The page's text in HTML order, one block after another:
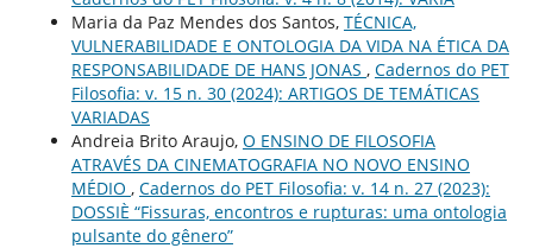
Maria da Paz Mendes dos Santos, TÉCNICA,
VULNERABILIDADE E ONTOLOGIA DA VIDA NA ÉTICA DA
RESPONSABILIDADE DE HANS JONAS , Cadernos do PET
Filosofia: v. 15 n. 30 (2024): ARTIGOS DE TEMÁTICAS
VARIADAS
Andreia Brito Araujo, O ENSINO DE FILOSOFIA
ATRAVÉS DA CINEMATOGRAFIA NO NOVO ENSINO
MÉDIO , Cadernos do PET Filosofia: v. 14 n. 27 (2023):
DOSSIÈ “Fissuras, encontros e rupturas: uma ontologia
pulsante do gênero”